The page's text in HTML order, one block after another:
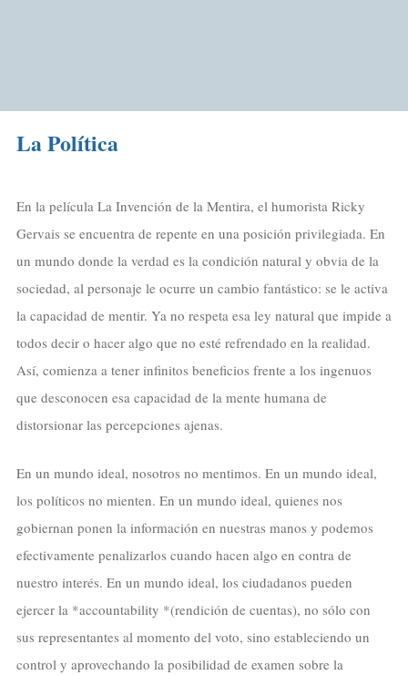
La Política
En la película La Invención de la Mentira, el humorista Ricky
Gervais se encuentra de repente en una posición privilegiada. En
un mundo donde la verdad es la condición natural y obvia de la
sociedad, al personaje le ocurre un cambio fantástico: se le activa
la capacidad de mentir. Ya no respeta esa ley natural que impide a
todos decir o hacer algo que no esté refrendado en la realidad.
Así, comienza a tener infinitos beneficios frente a los ingenuos
que desconocen esa capacidad de la mente humana de
distorsionar las percepciones ajenas.
En un mundo ideal, nosotros no mentimos. En un mundo ideal,
los políticos no mienten. En un mundo ideal, quienes nos
gobiernan ponen la información en nuestras manos y podemos
efectivamente penalizarlos cuando hacen algo en contra de
nuestro interés. En un mundo ideal, los ciudadanos pueden
ejercer la *accountability *(rendición de cuentas), no sólo con
sus representantes al momento del voto, sino estableciendo un
control y aprovechando la posibilidad de examen sobre la